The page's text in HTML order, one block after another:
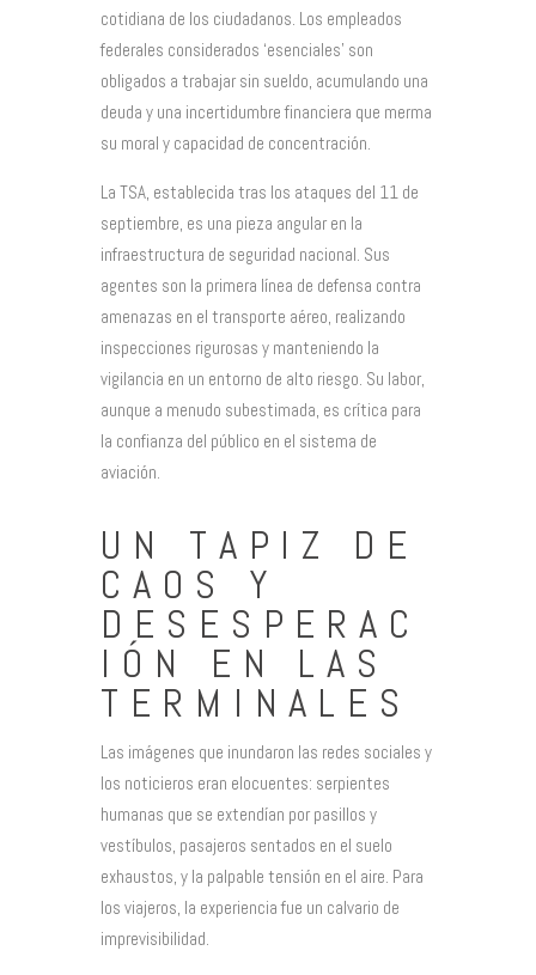
cotidiana de los ciudadanos. Los empleados
federales considerados ‘esenciales’ son
obligados a trabajar sin sueldo, acumulando una
deuda y una incertidumbre financiera que merma
su moral y capacidad de concentración.
La TSA, establecida tras los ataques del 11 de
septiembre, es una pieza angular en la
infraestructura de seguridad nacional. Sus
agentes son la primera línea de defensa contra
amenazas en el transporte aéreo, realizando
inspecciones rigurosas y manteniendo la
vigilancia en un entorno de alto riesgo. Su labor,
aunque a menudo subestimada, es crítica para
la confianza del público en el sistema de
aviación.
UN TAPIZ DE
CAOS Y
DESESPERAC
IÓN EN LAS
TERMINALES
Las imágenes que inundaron las redes sociales y
los noticieros eran elocuentes: serpientes
humanas que se extendían por pasillos y
vestíbulos, pasajeros sentados en el suelo
exhaustos, y la palpable tensión en el aire. Para
los viajeros, la experiencia fue un calvario de
imprevisibilidad.